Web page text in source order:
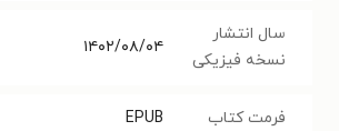
سال انتشار
نسخه فیزیکی
۱۴۰۲/۰۸/۰۴
فرمت کتاب EPUB